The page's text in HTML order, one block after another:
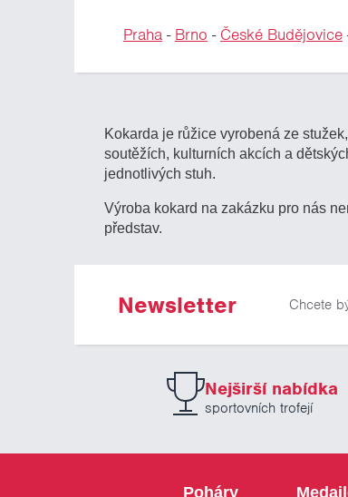
Praha- Brno - České Budějovice
Kokarda je růžice vyrobená ze
soutěžích, kulturních akcích a
jednotlivých stuh.
Výroba kokard na zakázku pro nás
představ.
Newsletter Chcete
Nejširší nabídka
sportovních trofejí
Poháry